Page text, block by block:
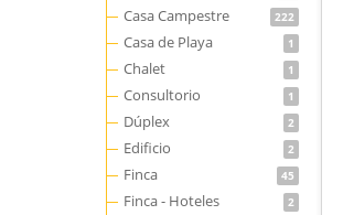
Casa Campestre 222
Casa de Playa 1
Chalet 1
Consultorio 1
Dúplex 2
Edificio 2
Finca 45
Finca - Hoteles 2